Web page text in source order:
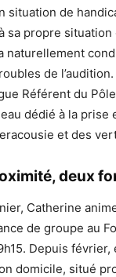
situation de
sa propre situation
naturellement
de
Référent du
dédié à la prise
et des
deux
Catherine
de groupe au
Depuis
domicile, situé